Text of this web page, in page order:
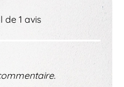
de 1 avis